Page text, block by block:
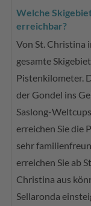
Welche
erreichbar?
Von St. Christina
gesamte
Pistenkilometer.
der Gondel ins
Saslong-
erreichen Sie die
sehr
erreichen Sie ab
Christina aus
Sellaronda